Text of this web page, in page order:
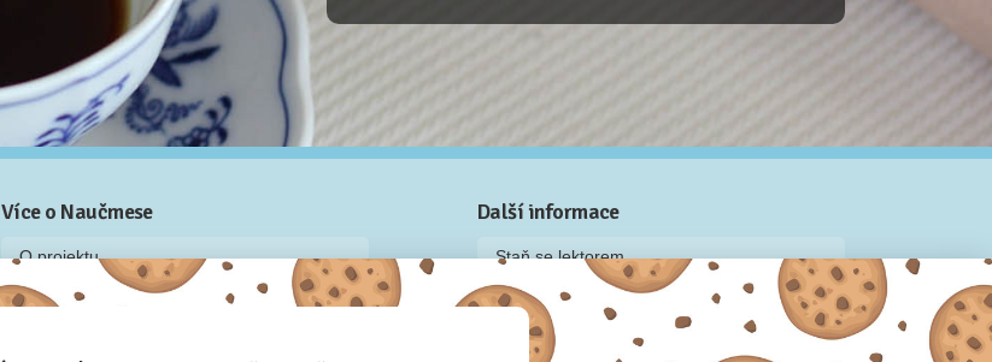
Více o Naučmese
O projektu
Blog: recenze z kurzů, rozhovory a články
Další informace
Staň se lektorem
Video: Jak připravit kurz na Naučmese
Často kladené dotazy